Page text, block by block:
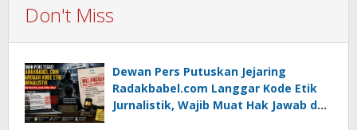
Don't Miss
Dewan Pers Putuskan Jejaring
Radakbabel.com Langgar Kode Etik
Jurnalistik, Wajib Muat Hak Jawab dan